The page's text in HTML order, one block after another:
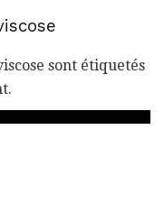
sont étiquetés